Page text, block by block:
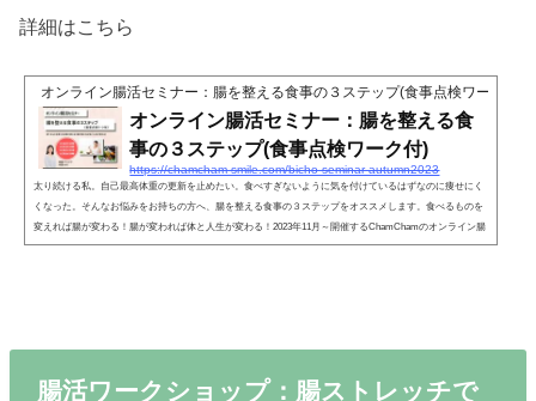
詳細はこちら
オンライン腸活セミナー：腸を整える食事の３ステップ(食事点検ワーク付)
オンライン腸活セミナー：腸を整える食
事の３ステップ(食事点検ワーク付)
https://chamcham-smile.com/bicho-seminar-autumn2023
太り続ける私。自己最高体重の更新を止めたい。食べすぎないように気を付けているはずなのに痩せにく
くなった。そんなお悩みをお持ちの方へ、腸を整える食事の３ステップをオススメします。食べるものを
変えれば腸が変わる！腸が変われば体と人生が変わる！2023年11月～開催するChamChamのオンライン腸
活セミナーのご案内。テーマは腸を整える食事の３ステップ。腸を整る食事のポイントをお伝えします。
腸活ワークショップ：腸ストレッチで